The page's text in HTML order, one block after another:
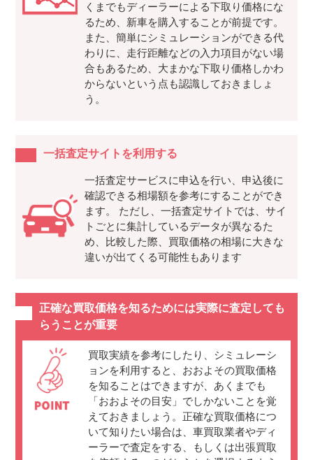
くまでもディーラーによる下取り価格にな
るため、新車を購入することが前提です。
また、簡単にシミュレーションができる代
わりに、走行距離などの入力項目がない場
合もあるため、大まかな下取り価格しかわ
からないという点も認識しておきましょ
う。
一括査定サイトを利用する
一括査定サービスに申込を行い、申込後に
確認できる相場額を参考にすることができ
ます。 ただし、一括査定サイトでは、サイ
トごとに集計しているデータが異なるた
め、比較した際、買取価格の相場に大きな
違いが出てくる可能性もあります
正確な買取価格を知るためには実際に査定しても
らうことが重要
買取実績を参考にしたり、シミュレーシ
ョンを利用すると、おおよその買取価格
を知ることはできますが、あくまでも
「おおよその目安」でしかないことを覚
えておきましょう。正確な買取価格につ
いて知りたい場合は、車買取業者やディ
ーラーで査定をする、もしくは出張買取